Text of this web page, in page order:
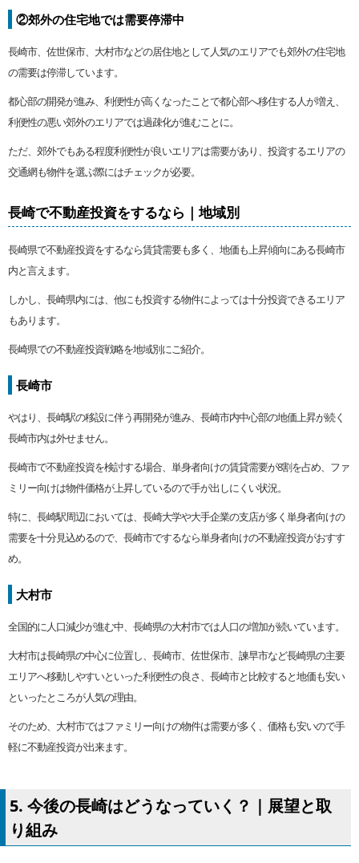
②郊外の住宅地では需要停滞中
長崎市、佐世保市、大村市などの居住地として人気のエリアでも郊外の住宅地
の需要は停滞しています。
都心部の開発が進み、利便性が高くなったことで都心部へ移住する人が増え、
利便性の悪い郊外のエリアでは過疎化が進むことに。
ただ、郊外でもある程度利便性が良いエリアは需要があり、投資するエリアの
交通網も物件を選ぶ際にはチェックが必要。
長崎で不動産投資をするなら｜地域別
長崎県で不動産投資をするなら賃貸需要も多く、地価も上昇傾向にある長崎市
内と言えます。
しかし、長崎県内には、他にも投資する物件によっては十分投資できるエリア
もあります。
長崎県での不動産投資戦略を地域別にご紹介。
長崎市
やはり、長崎駅の移設に伴う再開発が進み、長崎市内中心部の地価上昇が続く
長崎市内は外せません。
長崎市で不動産投資を検討する場合、単身者向けの賃貸需要が8割を占め、ファ
ミリー向けは物件価格が上昇しているので手が出しにくい状況。
特に、長崎駅周辺においては、長崎大学や大手企業の支店が多く単身者向けの
需要を十分見込めるので、長崎市でするなら単身者向けの不動産投資がおすす
め。
大村市
全国的に人口減少が進む中、長崎県の大村市では人口の増加が続いています。
大村市は長崎県の中心に位置し、長崎市、佐世保市、諫早市など長崎県の主要
エリアへ移動しやすいといった利便性の良さ、長崎市と比較すると地価も安い
といったところが人気の理由。
そのため、大村市ではファミリー向けの物件は需要が多く、価格も安いので手
軽に不動産投資が出来ます。
5. 今後の長崎はどうなっていく？｜展望と取
り組み